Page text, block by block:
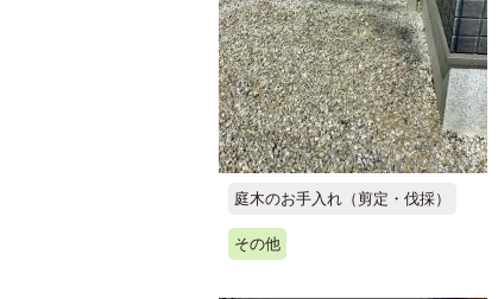
庭木のお手入れ（剪定・伐採）
その他